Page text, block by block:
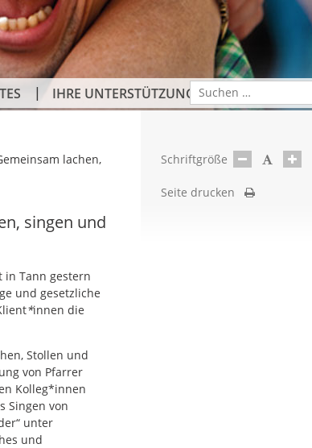
IHRE UNTERSTÜTZUNG
lachen,
singen und
in Tann gestern
und gesetzliche
*innen die
Stollen und
von Pfarrer
Kolleg*innen
Singen von
unter
und
Schriftgröße
Seite drucken